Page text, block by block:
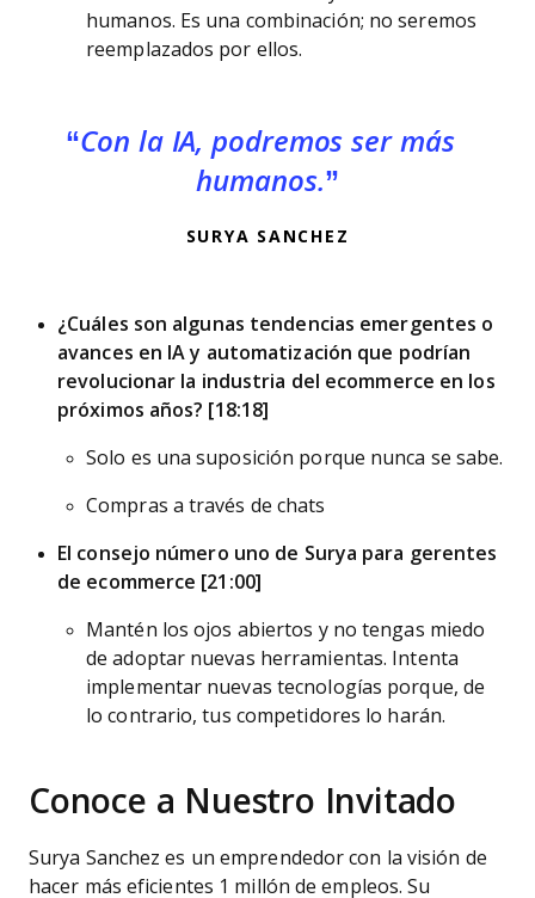
humanos. Es una combinación; no seremos
reemplazados por ellos.
Con la IA, podremos ser más
humanos.
SURYA SANCHEZ
¿Cuáles son algunas tendencias emergentes o
avances en IA y automatización que podrían
revolucionar la industria del ecommerce en los
próximos años? [18:18]
Solo es una suposición porque nunca se sabe.
Compras a través de chats
El consejo número uno de Surya para gerentes
de ecommerce [21:00]
Mantén los ojos abiertos y no tengas miedo
de adoptar nuevas herramientas. Intenta
implementar nuevas tecnologías porque, de
lo contrario, tus competidores lo harán.
Conoce a Nuestro Invitado
Surya Sanchez es un emprendedor con la visión de
hacer más eficientes 1 millón de empleos. Su